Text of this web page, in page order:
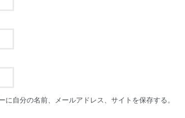
自分の名前、メールアドレス、サイトを保存する。